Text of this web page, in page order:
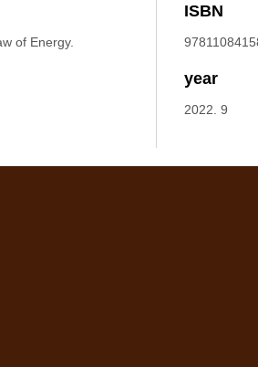
of Energy.
ISBN
year
2022. 9